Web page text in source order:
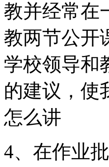
教并经常在
教两节公开
学校领导和
的建议，使
怎么讲
4、在作业